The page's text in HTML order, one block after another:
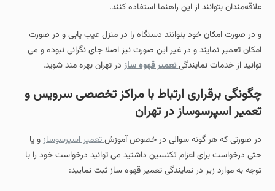
علاقه‌مندان بتوانند از این راهنما استفاده کنند.
و در صورت امکان خود بتوانند دستگاه را در منزل عیب یابی و در صورت
امکان تعمیر نمایند و در غیر این صورت نیز اصلا جای نگرانی نبوده و می
توانید از خدمات نمایندگیتعمیر قهوه ساز در تهران بهره مند شوید.
چگونگی برقراری ارتباط با مراکز تخصصی سرویس و
تعمیر اسپرسوساز در تهران
در صورتی که هر گونه سوالی در خصوص آموزشتعمیر اسپرسوسازو یا
حتی درخواست برای اعزام تکنسین داشتید می توانید درخواست خود را با
توجه به موارد زیر در نمایندگی تعمیر قهوه ساز ثبت نمایید: